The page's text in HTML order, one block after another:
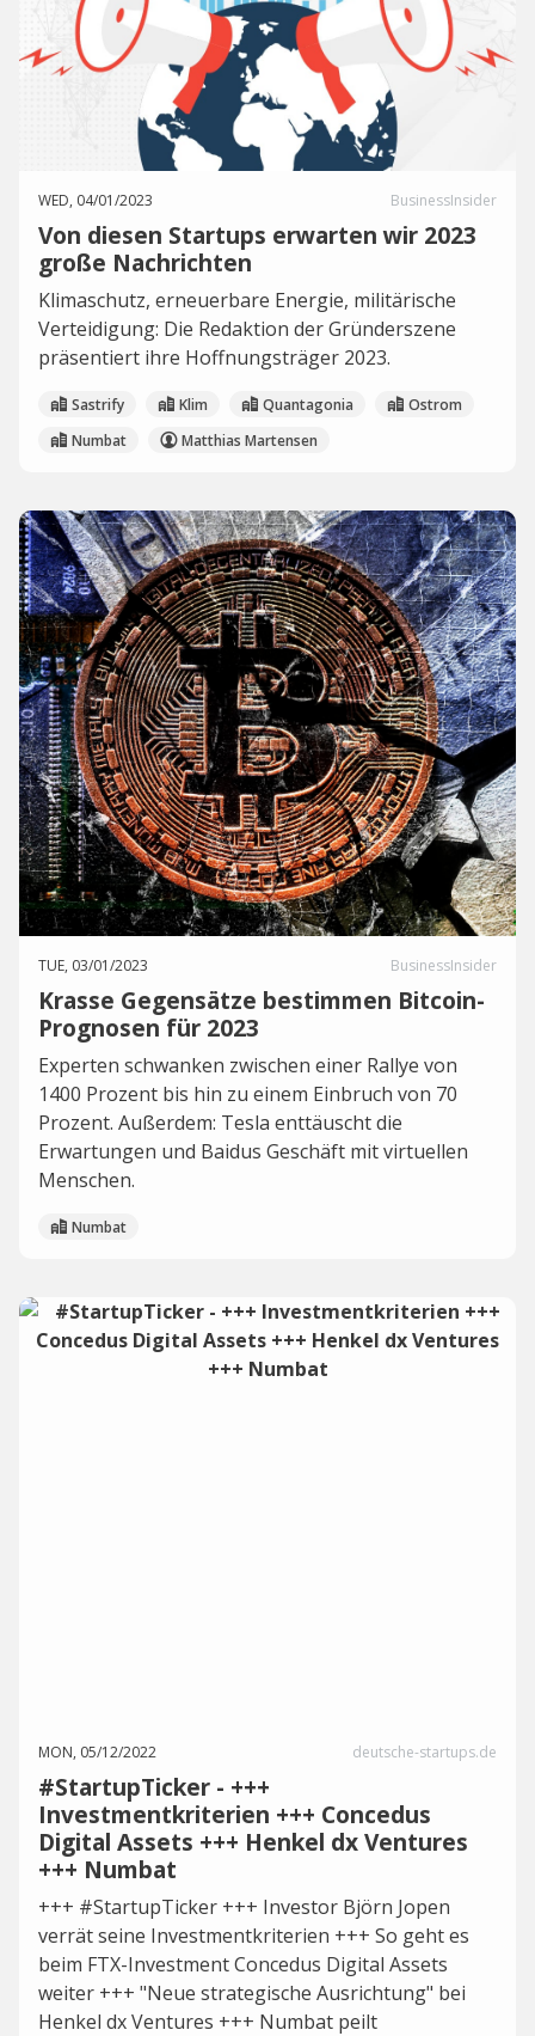
WED, 04/01/2023 BusinessInsider
Von diesen Startups erwarten wir 2023
große Nachrichten
Klimaschutz, erneuerbare Energie, militärische
Verteidigung: Die Redaktion der Gründerszene
präsentiert ihre Hoffnungsträger 2023.
Sastrify Klim Quantagonia
Ostrom
Numbat
Matthias Martensen
TUE, 03/01/2023 BusinessInsider
Krasse Gegensätze bestimmen Bitcoin-
Prognosen für 2023
Experten schwanken zwischen einer Rallye von
1400 Prozent bis hin zu einem Einbruch von 70
Prozent. Außerdem: Tesla enttäuscht die
Erwartungen und Baidus Geschäft mit virtuellen
Menschen.
Numbat
MON, 05/12/2022 deutsche-startups.de
#StartupTicker - +++
Investmentkriterien +++ Concedus
Digital Assets +++ Henkel dx Ventures
+++ Numbat
+++ #StartupTicker +++ Investor Björn Jopen
verrät seine Investmentkriterien +++ So geht es
beim FTX-Investment Concedus Digital Assets
weiter +++ "Neue strategische Ausrichtung" bei
Henkel dx Ventures +++ Numbat peilt